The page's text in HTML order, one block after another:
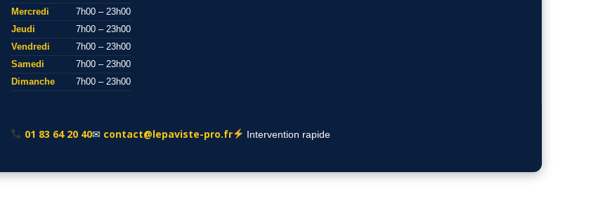
Mercredi
7h00 – 23h00
Jeudi
7h00 – 23h00
Vendredi
7h00 – 23h00
Samedi
7h00 – 23h00
Dimanche
7h00 – 23h00
01 83 64 20 40✉ contact@lepaviste-pro.fr Intervention rapide